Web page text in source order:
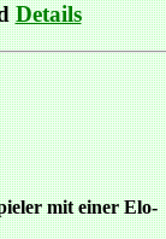
Details
mit einer Elo-